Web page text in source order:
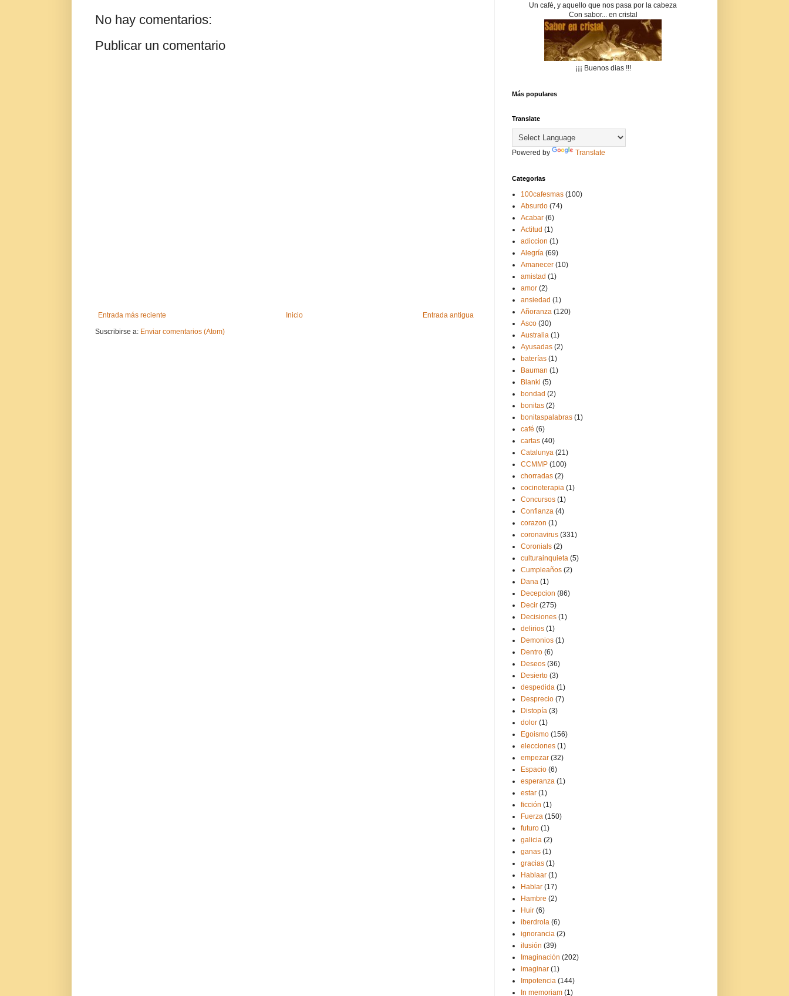
No hay comentarios:
Publicar un comentario
Entrada más reciente Entrada antigua
Inicio
Suscribirse a: Enviar comentarios (Atom)
Un café, y aquello que nos pasa por la cabeza
Con sabor... en cristal
¡¡¡ Buenos dias !!!
Más populares
Translate
Powered by Translate
Categorias
100cafesmas (100)
Absurdo (74)
Acabar (6)
Actitud (1)
adiccion (1)
Alegría (69)
Amanecer (10)
amistad (1)
amor (2)
ansiedad (1)
Añoranza (120)
Asco (30)
Australia (1)
Ayusadas (2)
baterías (1)
Bauman (1)
Blanki (5)
bondad (2)
bonitas (2)
bonitaspalabras (1)
café (6)
cartas (40)
Catalunya (21)
CCMMP (100)
chorradas (2)
cocinoterapia (1)
Concursos (1)
Confianza (4)
corazon (1)
coronavirus (331)
Coronials (2)
culturainquieta (5)
Cumpleaños (2)
Dana (1)
Decepcion (86)
Decir (275)
Decisiones (1)
delirios (1)
Demonios (1)
Dentro (6)
Deseos (36)
Desierto (3)
despedida (1)
Desprecio (7)
Distopía (3)
dolor (1)
Egoismo (156)
elecciones (1)
empezar (32)
Espacio (6)
esperanza (1)
estar (1)
ficción (1)
Fuerza (150)
futuro (1)
galicia (2)
ganas (1)
gracias (1)
Hablaar (1)
Hablar (17)
Hambre (2)
Huir (6)
iberdrola (6)
ignorancia (2)
ilusión (39)
Imaginación (202)
imaginar (1)
Impotencia (144)
In memoriam (1)